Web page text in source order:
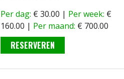
Per dag: € 30.00 | Per week: €
160.00 | Per maand: € 700.00
RESERVEREN